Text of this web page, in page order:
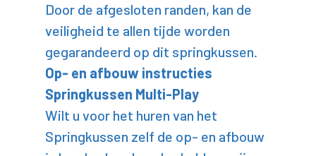
Door de afgesloten randen, kan de
veiligheid te allen tijde worden
gegarandeerd op dit springkussen.
Op- en afbouw instructies
Springkussen Multi-Play
Wilt u voor het huren van het
Springkussen zelf de op- en afbouw